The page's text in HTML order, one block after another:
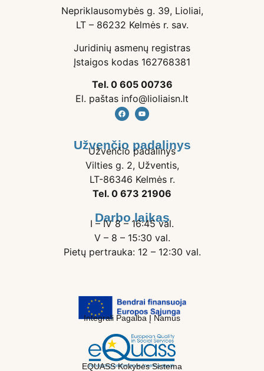
Nepriklausomybės g. 39, Lioliai,
LT – 86232 Kelmės r. sav.
Juridinių asmenų registras
Įstaigos kodas 162768381
Tel. 0 605 00736
El. paštas info@lioliaisn.lt
Užvenčio padalinys
Užvenčio padalinys
Vilties g. 2, Užventis,
LT-86346 Kelmės r.
Tel. 0 673 21906
Darbo laikas
I – IV 8 – 16:45 val.
V – 8 – 15:30 val.
Pietų pertrauka: 12 – 12:30 val.
Integrali Pagalba Į Namus
EQUASS Kokybės Sistema